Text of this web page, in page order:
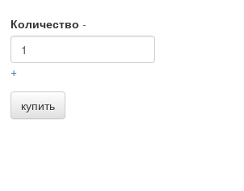
Количество -
+
купить